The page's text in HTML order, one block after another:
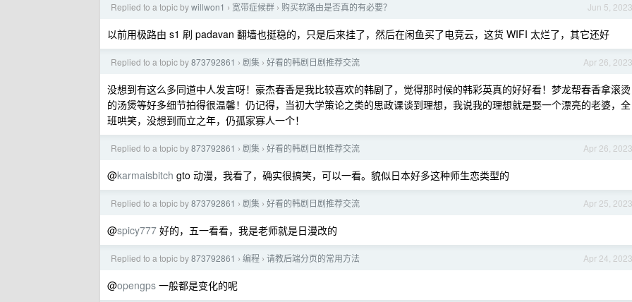
Jun 5, 2023
Replied to a topic bywillwon1 › 宽带症候群 › 购买软路由是否真的有必要？
以前用极路由 s1 刷 padavan 翻墙也挺稳的，只是后来挂了，然后在闲鱼买了电竞云，这货 WIFI 太烂了，其它还好
Apr 26, 2023
Replied to a topic by873792861 › 剧集 › 好看的韩剧日剧推荐交流
没想到有这么多同道中人发言呀！豪杰春香是我比较喜欢的韩剧了，觉得那时候的韩彩英真的好好看！梦龙帮春香拿滚烫
的汤煲等好多细节拍得很温馨！仍记得，当初大学策论之类的思政课谈到理想，我说我的理想就是娶一个漂亮的老婆，全
班哄笑，没想到而立之年，仍孤家寡人一个！
Apr 26, 2023
Replied to a topic by873792861 › 剧集 › 好看的韩剧日剧推荐交流
@karmaisbitch gto 动漫，我看了，确实很搞笑，可以一看。貌似日本好多这种师生恋类型的
Apr 25, 2023
Replied to a topic by873792861 › 剧集 › 好看的韩剧日剧推荐交流
@spicy777 好的，五一看看，我是老师就是日漫改的
Apr 24, 2023
Replied to a topic by873792861 › 编程 › 请教后端分页的常用方法
@opengps 一般都是变化的呢